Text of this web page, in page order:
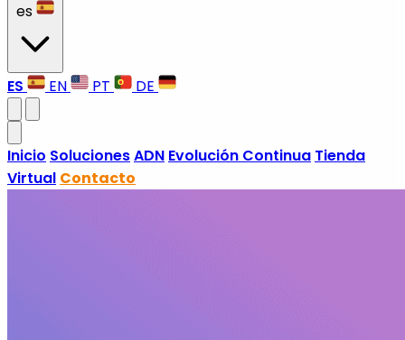
es
ES EN PT DE
Inicio SolucionesADN Evolución Continua Tienda
Virtual Contacto